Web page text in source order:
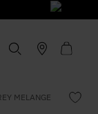
MELANGE